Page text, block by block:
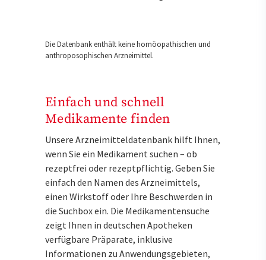
Die Datenbank enthält keine homöopathischen und
anthroposophischen Arzneimittel.
Einfach und schnell
Medikamente finden
Unsere Arzneimitteldatenbank hilft Ihnen,
wenn Sie ein Medikament suchen – ob
rezeptfrei oder rezeptpflichtig. Geben Sie
einfach den Namen des Arzneimittels,
einen Wirkstoff oder Ihre Beschwerden in
die Suchbox ein. Die Medikamentensuche
zeigt Ihnen in deutschen Apotheken
verfügbare Präparate, inklusive
Informationen zu Anwendungsgebieten,